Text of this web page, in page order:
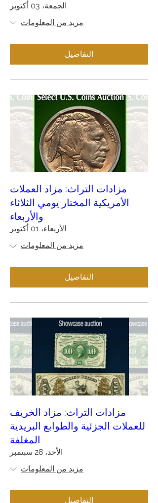
الجمعة، 03 أكتوبر
مزيد من المعلومات
التفاصيل
مزادات التراث: مزاد العملات
الأمريكية المختار يومي الثلاثاء
والأربعاء
الأربعاء، 01 أكتوبر
مزيد من المعلومات
التفاصيل
مزادات التراث: مزاد الخريف
للعملات الجزئية والطوابع البريدية
المغلفة
الأحد، 28 سبتمبر
مزيد من المعلومات
التفاصيل